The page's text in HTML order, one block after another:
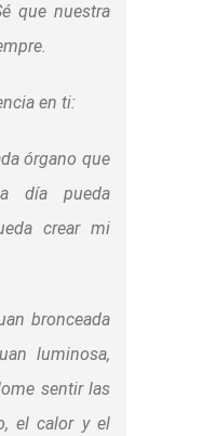
que nuestra
en ti:
órgano que
día pueda
crear mi
bronceada
luminosa,
sentir las
el calor y el